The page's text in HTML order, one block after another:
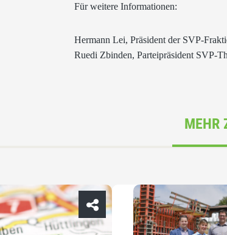
Für weitere Informationen:
Hermann Lei, Präsident der SVP-
Ruedi Zbinden, Parteipräsident SVP-
MEHR